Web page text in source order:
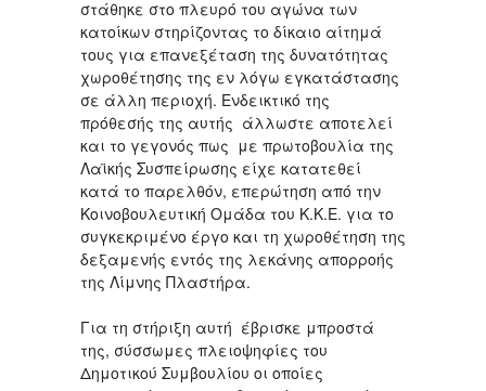
στάθηκε στο πλευρό του αγώνα των
κατοίκων στηρίζοντας το δίκαιο αίτημά
τους για επανεξέταση της δυνατότητας
χωροθέτησης της εν λόγω εγκατάστασης
σε άλλη περιοχή. Ενδεικτικό της
πρόθεσής της αυτής άλλωστε αποτελεί
και το γεγονός πως με πρωτοβουλία της
Λαϊκής Συσπείρωσης είχε κατατεθεί
κατά το παρελθόν, επερώτηση από την
Κοινοβουλευτική Ομάδα του Κ.Κ.Ε. για το
συγκεκριμένο έργο και τη χωροθέτηση της
δεξαμενής εντός της λεκάνης απορροής
της Λίμνης Πλαστήρα.
Για τη στήριξη αυτή έβρισκε μπροστά
της, σύσσωμες πλειοψηφίες του
Δημοτικού Συμβουλίου οι οποίες